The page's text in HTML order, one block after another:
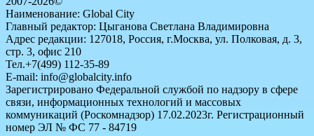
Наименование: Global City
Главный редактор: Цыганова Светлана Владимировна
Адрес редакции: 127018, Россия, г.Москва, ул. Полковая, д. 3,
стр. 3, офис 210
Тел.+7(499) 112-35-89
E-mail: info@globalcity.info
Зарегистрировано Федеральной службой по надзору в сфере
связи, информационных технологий и массовых
коммуникаций (Роскомнадзор) 17.02.2023г. Регистрационный
номер ЭЛ № ФС 77 - 84719